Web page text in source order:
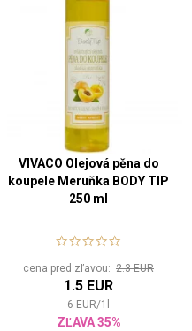
VIVACO Olejová pěna do
koupele Meruňka BODY TIP
250 ml
cena pred zľavou: 2.3 EUR
1.5 EUR
6 EUR/1
ZĽAVA 35%